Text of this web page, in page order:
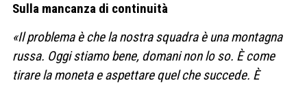
Sulla mancanza di continuità
«Il problema è che la nostra squadra è una montagna
russa. Oggi stiamo bene, domani non lo so. È come
tirare la moneta e aspettare quel che succede. È